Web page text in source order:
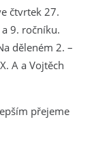
čtvrtek 27.
9. ročníku.
děleném 2. –
A a Vojtěch
přejeme